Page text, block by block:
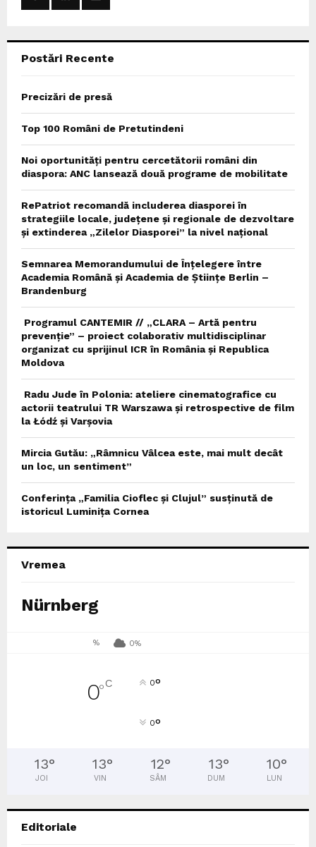
Postări Recente
Precizări de presă
Top 100 Români de Pretutindeni
Noi oportunități pentru cercetătorii români din
diaspora: ANC lansează două programe de mobilitate
RePatriot recomandă includerea diasporei în
strategiile locale, județene și regionale de dezvoltare
și extinderea „Zilelor Diasporei” la nivel național
Semnarea Memorandumului de Înțelegere între
Academia Română și Academia de Științe Berlin –
Brandenburg
Programul CANTEMIR // „CLARA – Artă pentru
prevenție” – proiect colaborativ multidisciplinar
organizat cu sprijinul ICR în România și Republica
Moldova
Radu Jude în Polonia: ateliere cinematografice cu
actorii teatrului TR Warszawa și retrospective de film
la Łódź și Varșovia
Mircia Gutău: „Râmnicu Vâlcea este, mai mult decât
un loc, un sentiment”
Conferința „Familia Cioflec și Clujul” susținută de
istoricul Luminița Cornea
Vremea
Nürnberg
% 0%
0°C 0°
0°
13°
JOI
13°
VIN
12°
SÂM
13°
DUM
10°
LUN
Editoriale